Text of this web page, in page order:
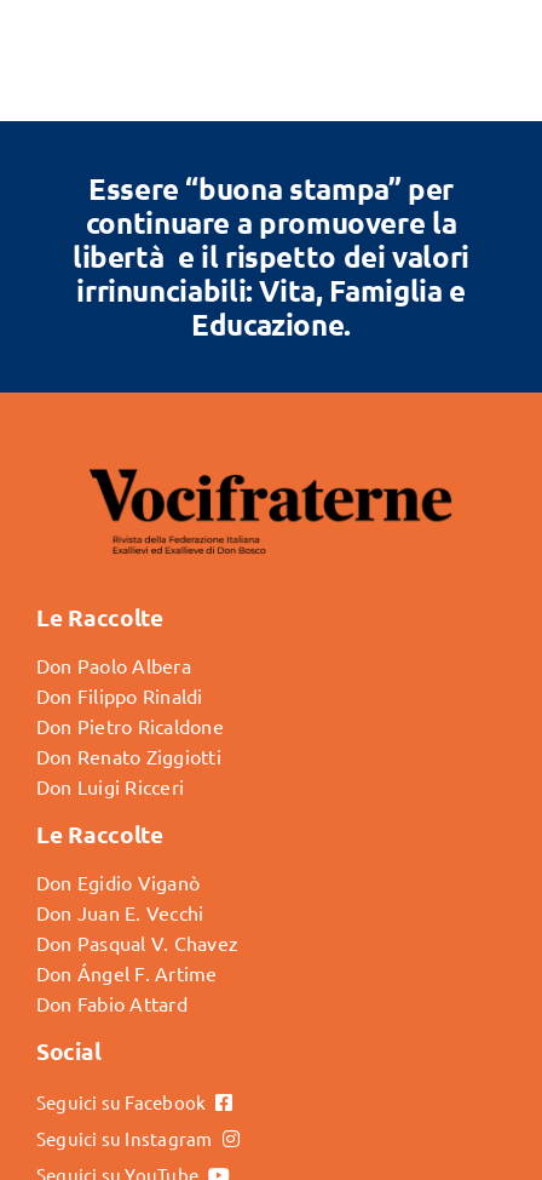
Essere “buona stampa” per
continuare a promuovere la
libertà e il rispetto dei valori
irrinunciabili: Vita, Famiglia e
Educazione.
Le Raccolte
Don Paolo Albera
Don Filippo Rinaldi
Don Pietro Ricaldone
Don Renato Ziggiotti
Don Luigi Ricceri
Le Raccolte
Don Egidio Viganò
Don Juan E. Vecchi
Don Pasqual V. Chavez
Don Ángel F. Artime
Don Fabio Attard
Social
Seguici su Facebook
Seguici su Instagram
Seguici su YouTube